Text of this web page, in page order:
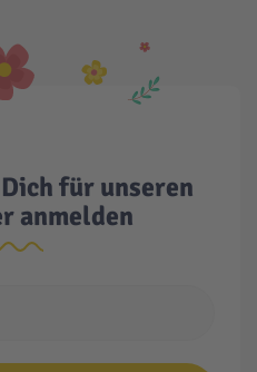
für unseren
anmelden